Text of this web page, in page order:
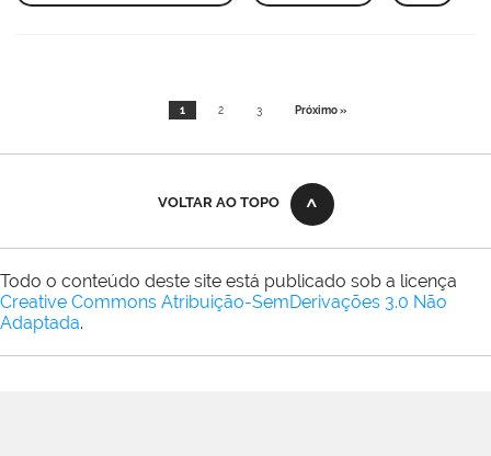
1 2 3 Próximo »
VOLTAR AO TOPO
Todo o conteúdo deste site está publicado sob a licença
Creative Commons Atribuição-SemDerivações 3.0 Não
Adaptada.